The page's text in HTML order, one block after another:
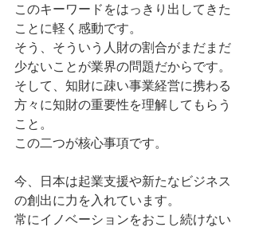
このキーワードをはっきり出してきた
ことに軽く感動です。
そう、そういう人財の割合がまだまだ
少ないことが業界の問題だからです。
そして、知財に疎い事業経営に携わる
方々に知財の重要性を理解してもらう
こと。
この二つが核心事項です。
今、日本は起業支援や新たなビジネス
の創出に力を入れています。
常にイノベーションをおこし続けない